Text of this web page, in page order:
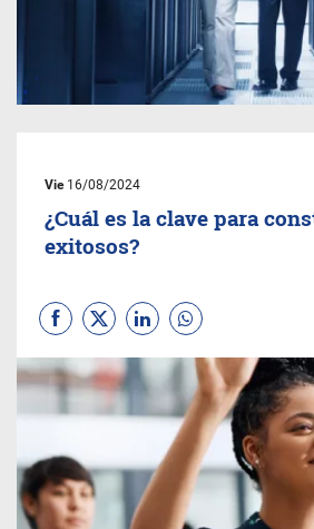
Vie16/08/2024
¿Cuál es la clave para
exitosos?